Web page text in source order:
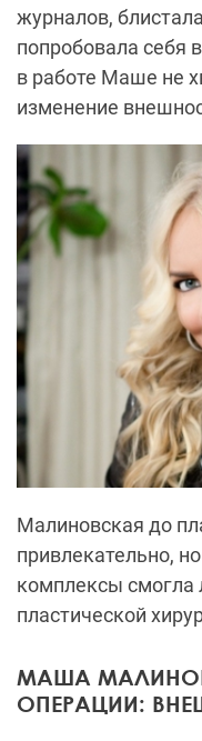
журналов,
попробовала себя
в работе Маше не
изменение
Малиновская до
привлекательно,
комплексы смогла
пластической
МАША
ОПЕРАЦИИ: